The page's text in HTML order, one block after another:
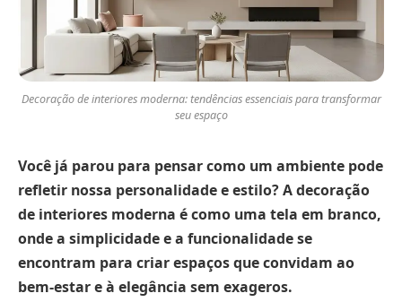
Decoração de interiores moderna: tendências essenciais para transformar
seu espaço
Você já parou para pensar como um ambiente pode
refletir nossa personalidade e estilo? A decoração
de interiores moderna é como uma tela em branco,
onde a simplicidade e a funcionalidade se
encontram para criar espaços que convidam ao
bem-estar e à elegância sem exageros.